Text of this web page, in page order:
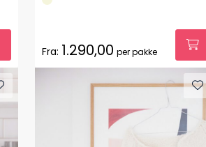
Fra: 1.290,00 per pakke